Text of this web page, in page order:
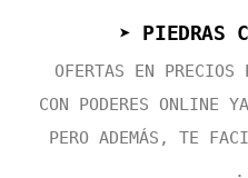
➤ PIEDRAS
OFERTAS EN PRECIOS
CON PODERES ONLINE
PERO ADEMÁS, TE